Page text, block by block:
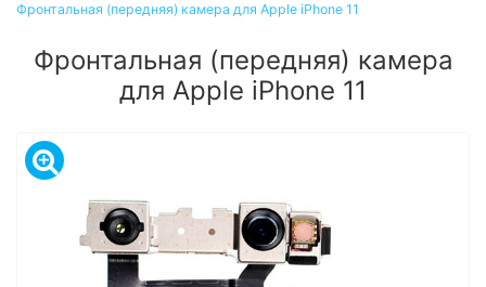
Фронтальная (передняя) камера для Apple iPhone 11
Фронтальная (передняя) камера
для Apple iPhone 11